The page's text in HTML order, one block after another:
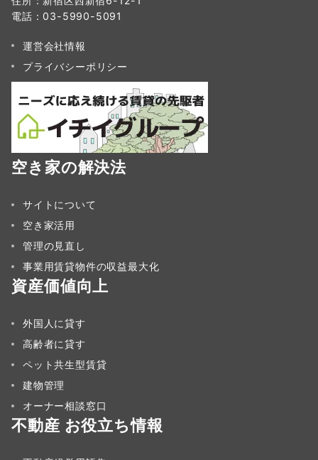
電話：03-5990-5091
運営会社情報
プライバシーポリシー
空き家の解決法
サイトについて
空き家活用
管理の見直し
事業用賃貸物件の収益最大化
資産価値向上
外国人に貸す
高齢者に貸す
ペット共生型賃貸
建物管理
オーナー相談窓口
不動産 お役立ち情報